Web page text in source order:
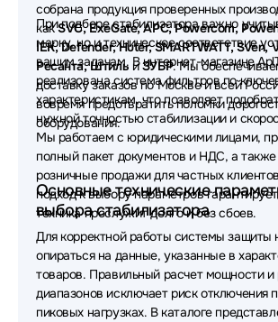
Стабилизаторы Tuncmatik
Стабилизаторы Huter
собрана продукция проверенных
какSVC, ExeGate, APC, Powercom,
IEK, Defender, Huter, SMARTWATT, Sven,
Ресанта, Штиль иЗУБР. Мы
доставку заказов по Москве и всей
вовремя предотвратить поломки
оборудования.
При подборе стабилизатора важно
марку, но и техническое соответствие
вашим задачам. В интернет-магазине
реализована система фильтров по
характеристикам, что позволяет
нужной точностью стабилизации и
Мы работаем с юридическими лицами,
полный пакет документов и НДС, а
розничные продажи для частных
подход к выбору параметров
техника прослужит долго и без сбоев.
Основные технические
выбора стабилизатора
Для корректной работы системы защиты
опираться на данные, указанные в
товаров. Правильный расчет мощности и
диапазонов исключает риск отключения
пиковых нагрузках. В каталоге